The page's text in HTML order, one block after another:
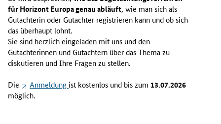
für Horizont Europa genau abläuft, wie man sich als
Gutachterin oder Gutachter registrieren kann und ob sich
das überhaupt lohnt.
Sie sind herzlich eingeladen mit uns und den
Gutachterinnen und Gutachtern über das Thema zu
diskutieren und Ihre Fragen zu stellen.
Die Anmeldung ist kostenlos und bis zum 13.07.2026
möglich.